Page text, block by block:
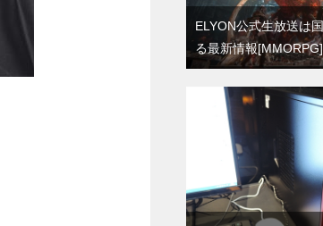
ELYON公式生放送は
る最新情報[MMORPG]